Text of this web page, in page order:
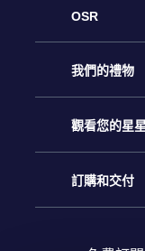
OSR
客戶服務
聯繫我們
博客
我們的禮物
Online Star禮
OSR禮物包
觀看您的星星
星星注册
訂購和交付